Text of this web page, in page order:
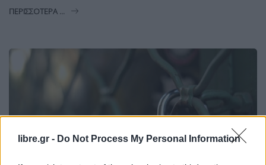
libre.gr - Do Not Process My Personal Information
ΠΕΡΙΣΣΌΤΕΡΑ ...